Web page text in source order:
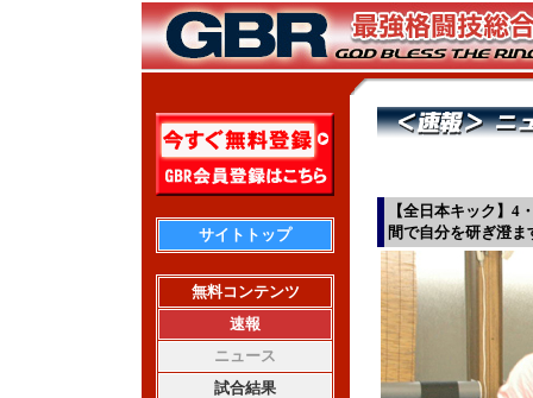
サイトトップ
無料コンテンツ
速報
ニュース
試合結果
【全日本キック】4
間で自分を研ぎ澄ま